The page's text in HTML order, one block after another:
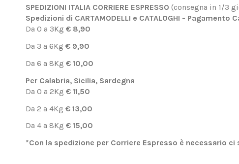
SPEDIZIONI ITALIA CORRIERE ESPRESSO (consegna in 1/3
Spedizioni di CARTAMODELLI e CATALOGHI - Pagamento
Da 0 a 3Kg € 8,90
Da 3 a 6Kg € 9,90
Da 6 a 8Kg € 10,00
Per Calabria, Sicilia, Sardegna
Da 0 a 2Kg € 11,50
Da 2 a 4Kg € 13,00
Da 4 a 8Kg € 15,00
*Con la spedizione per Corriere Espresso è necessario